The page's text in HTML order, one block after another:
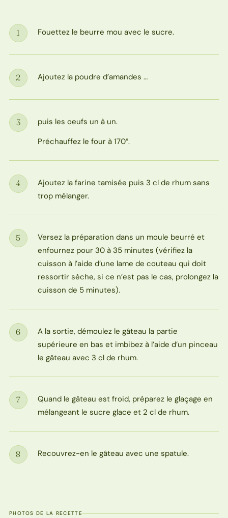
Étape
1 Fouettez le beurre mou avec le sucre.
Étape
2 Ajoutez la poudre d’amandes …
Étape
3
puis les oeufs un à un.
Préchauffez le four à 170°.
Étape
4
Ajoutez la farine tamisée puis 3 cl de rhum sans
trop mélanger.
Étape
5
Versez la préparation dans un moule beurré et
enfournez pour 30 à 35 minutes (vérifiez la
cuisson à l’aide d’une lame de couteau qui doit
ressortir sèche, si ce n’est pas le cas, prolongez la
cuisson de 5 minutes).
Étape
6
A la sortie, démoulez le gâteau la partie
supérieure en bas et imbibez à l’aide d’un pinceau
le gâteau avec 3 cl de rhum.
Étape
7
Quand le gâteau est froid, préparez le glaçage en
mélangeant le sucre glace et 2 cl de rhum.
Étape
8 Recouvrez-en le gâteau avec une spatule.
PHOTOS DE LA RECETTE